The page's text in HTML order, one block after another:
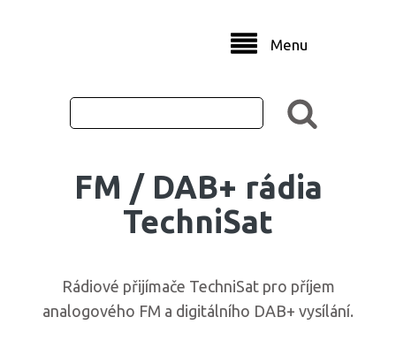
Menu
FM / DAB+ rádia
TechniSat
Rádiové přijímače TechniSat pro příjem
analogového FM a digitálního DAB+ vysílání.